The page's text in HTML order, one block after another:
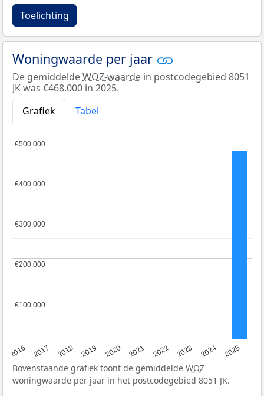
Toelichting
Woningwaarde per jaar
De gemiddeldeWOZ-waarde in postcodegebied 8051
JK was €468.000 in 2025.
Grafiek
Tabel
2016 2017 2018 2019 2020 2021 2022 2023 2024 2025
€100.000
€100.000
€200.000
€200.000
€300.000
€300.000
€400.000
€400.000
€500.000
€500.000
Bovenstaande grafiek toont de gemiddelde WOZ
woningwaarde per jaar in het postcodegebied 8051 JK.